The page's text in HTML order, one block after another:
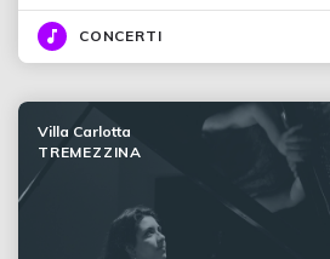
CONCERTI
Villa Carlotta
TREMEZZINA